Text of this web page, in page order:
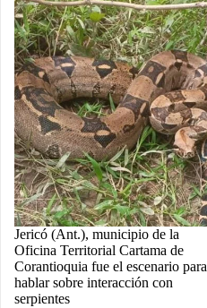
Jericó (Ant.), municipio de la
Oficina Territorial Cartama de
Corantioquia fue el escenario para
hablar sobre interacción con
serpientes